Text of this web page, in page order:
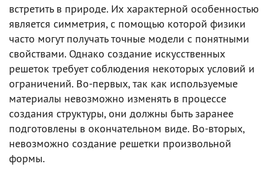
встретить в природе. Их характерной особенностью
является симметрия, с помощью которой физики
часто могут получать точные модели с понятными
свойствами. Однако создание искусственных
решеток требует соблюдения некоторых условий и
ограничений. Во-первых, так как используемые
материалы невозможно изменять в процессе
создания структуры, они должны быть заранее
подготовлены в окончательном виде. Во-вторых,
невозможно создание решетки произвольной
формы.